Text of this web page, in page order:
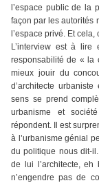
l’espace public de la
façon par les autorités
l’espace privé. Et
L’interview est à
responsabilité de « la
mieux jouir du
d’architecte
sens se prend
urbanisme et
répondent. Il est
à l’urbanisme génial
du politique nous dit-
de lui l’architecte, eh
n’engendre pas de